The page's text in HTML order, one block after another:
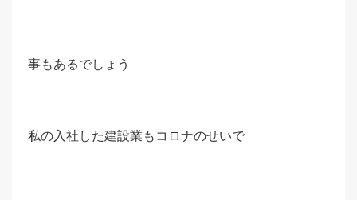
事もあるでしょう
私の入社した建設業もコロナのせいで